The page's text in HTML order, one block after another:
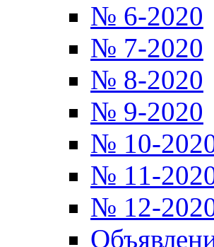
№ 6-2020
№ 7-2020
№ 8-2020
№ 9-2020
№ 10-
№ 11-
№ 12-